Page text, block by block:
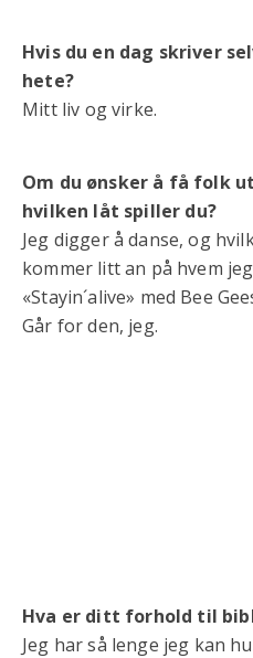
Hvis du en dag skriver
hete?
Mitt liv og virke.
Om du ønsker å få folk
hvilken låt spiller du?
Jeg digger å danse, og
kommer litt an på hvem
«Stayin´alive» med Bee
Går for den, jeg.
Hva er ditt forhold til
Jeg har så lenge jeg kan